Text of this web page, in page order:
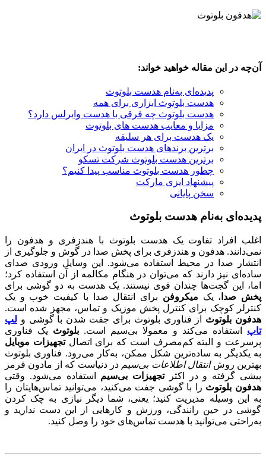
آن‌چه در این مقاله خواهید خواند:
پدیده‌ای به‌نام هدست بلوتوث
هدست بلوتوث ابزاری برای همه
هدست بلوتوث چه فرقی با هدست وایرلس دارد؟
مزایا و معایب هدست های بلوتوث
یک هدست برای هر سلیقه
برترین برندهای هدست بلوتوث در ایران
برترین هدست بلوتوث شرکت تسکو
چطور هدست بلوتوث مناسب پیدا کنیم؟
پیشنهاد ایزی مارکت
سخن پایانی
پدیده‌ای به‌نام هدست بلوتوث
اغلب افراد تفاوت یک هدست بلوتوث با هندزفری و هدفون را
نمی‌دانند. هدفون و هندزفری برای پخش صدا در گوش و جلوگیری از
انتشار صدا در محیط استفاده می‌شود. این وسایل ورودی صدای
ساده‌ای نیز دارند که می‌توان در هنگام مکالمه از آن استفاده کرد؛
اما، این گجت‌ها چندان قوی نیستند. یک هدست به دو گوشی برای
پخش صدا ، یک میکروفن برای انتقال صدا با کیفیت خوب و یک
کنترلر کوچک برای کنترل پخش موزیک و تماس، مجهز شده است.
هدفون‌ بلوتوث از فناوری بلوتوث برای جفت شدن با گوشی و لپ
تاپ استفاده می‌کند و معمولا بی‌سیم است. بلوتوث یک فناوری
پرسرعت و البته کم‌مصرف است که برای اتصالتجهیزات موبایل
به یکدیگر به ساده‌ترین شکل ممکن، به‌کار می‌رود. فناوری بلوتوث
بهترین روشانتقال اطلاعات بی‌سیم در دنیاست که از مادون قرمز
پیشی گرفته و در اکثر
تجهیزات بی‌سیم استفاده می‌شود. وقتی
هدفون بلوتوث را با گوشی جفت می‌کنید، می‌توانید تماس‌هایتان را
به این وسیله مدیریت کنید؛ یعنی، شما دیگر نیازی به چک کردن
گوشی در حین رانندگی، ورزش و کارهایی از این دست ندارید و
به‌راحتی می‌توانید با هدست تماس‌های خود را وصل کنید.